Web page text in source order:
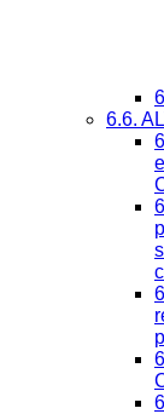
6.6.